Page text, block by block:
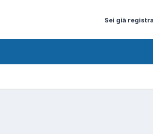
Sei già